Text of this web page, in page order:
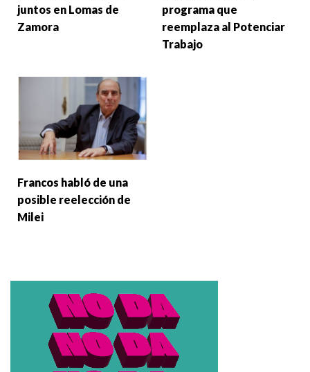
juntos en Lomas de
Zamora
programa que
reemplaza al Potenciar
Trabajo
Francos habló de una
posible reelección de
Milei